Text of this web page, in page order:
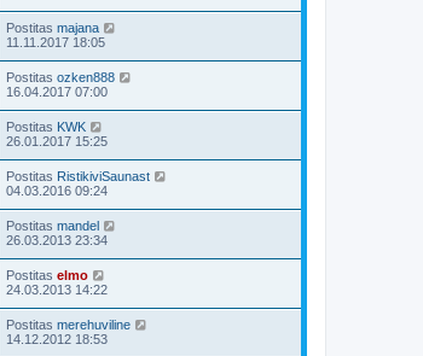
Postitas majana
11.11.2017 18:05
Postitas ozken888
16.04.2017 07:00
Postitas KWK
26.01.2017 15:25
Postitas RistikiviSaunast
04.03.2016 09:24
Postitas mandel
26.03.2013 23:34
Postitas elmo
24.03.2013 14:22
Postitas merehuviline
14.12.2012 18:53